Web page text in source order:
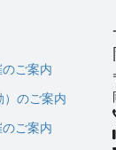
ご案内
のご案内
ご案内